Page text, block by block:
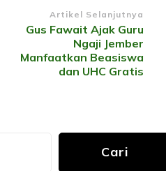
Artikel Selanjutnya
Gus Fawait Ajak Guru
Ngaji Jember
Manfaatkan Beasiswa
dan UHC Gratis
Cari